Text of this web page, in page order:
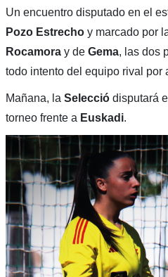
Un encuentro disputado en el
Pozo Estrechoy marcado por
Rocamoray de Gema, las dos
todo intento del equipo rival por
Mañana, la Selecciódisputará
torneo frente a Euskadi.